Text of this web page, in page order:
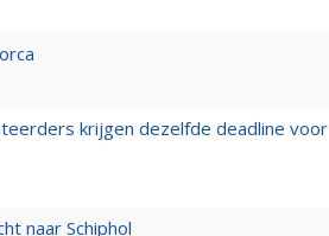
krijgen dezelfde deadline voor
naar Schiphol